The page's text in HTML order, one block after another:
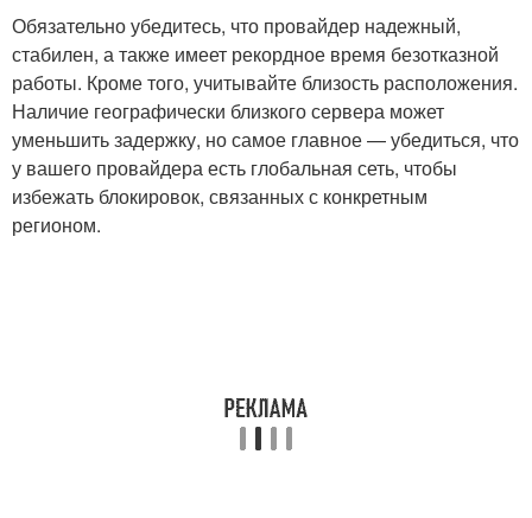
Обязательно убедитесь, что провайдер надежный,
стабилен, а также имеет рекордное время безотказной
работы. Кроме того, учитывайте близость расположения.
Наличие географически близкого сервера может
уменьшить задержку, но самое главное — убедиться, что
у вашего провайдера есть глобальная сеть, чтобы
избежать блокировок, связанных с конкретным
регионом.